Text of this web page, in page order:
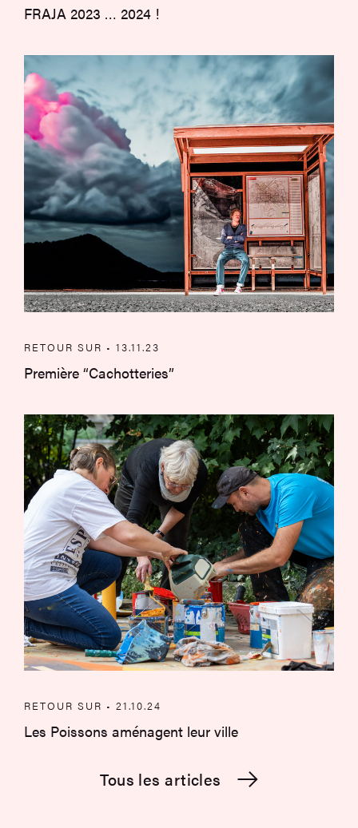
FRAJA 2023 … 2024 !
Première “Cachotteries”
RETOUR SUR • 13.11.23
Première “Cachotteries”
Les Poissons aménagent leur ville
RETOUR SUR • 21.10.24
Les Poissons aménagent leur ville
Tous les articles